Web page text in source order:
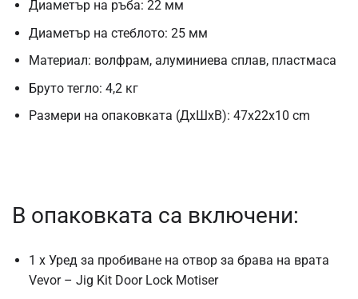
Диаметър на ръба: 22 мм
Диаметър на стеблото: 25 мм
Материал: волфрам, алуминиева сплав, пластмаса
Бруто тегло: 4,2 кг
Размери на опаковката (ДxШxВ): 47x22x10 cm
В опаковката са включени:
1 x Уред за пробиване на отвор за брава на врата
Vevor – Jig Kit Door Lock Motiser